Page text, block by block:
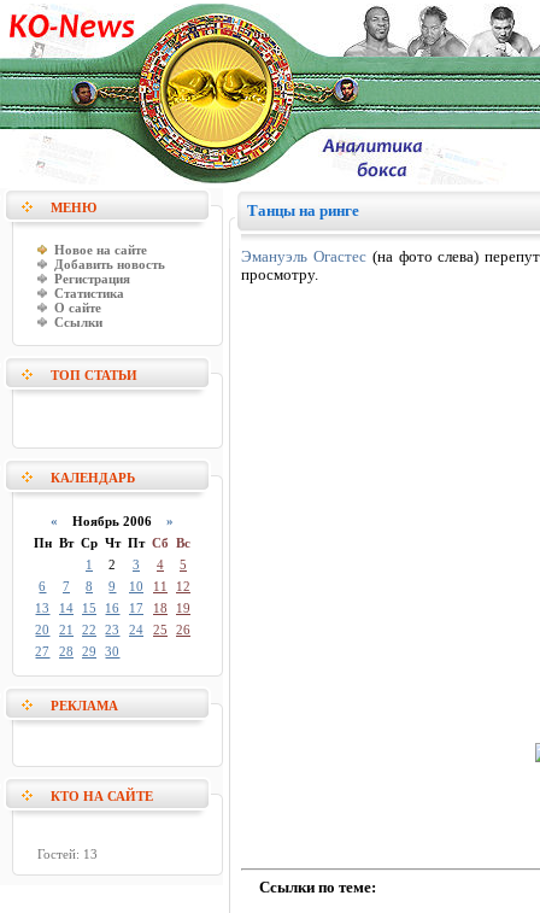
МЕНЮ
Новое на сайте
Добавить новость
Регистрация
Статистика
О сайте
Ссылки
ТОП СТАТЬИ
КАЛЕНДАРЬ
« Ноябрь 2006 »
Пн Вт Ср Чт Пт Сб Вс
1
2 3 4
5
6
7 8 9 10 11
12
13
14 15 16 17 18
19
20
21 22 23 24 25
26
27
28 29 30
РЕКЛАМА
КТО НА САЙТЕ
Гостей: 13
Танцы на ринге
Эмануэль Огастес(на фото слева)
просмотру.
Ссылки по теме: